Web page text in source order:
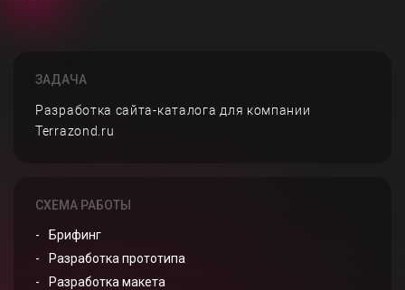
ЗАДАЧА
Разработка сайта-каталога для компании
Terrazond.ru
СХЕМА РАБОТЫ
Брифинг
Разработка прототипа
Разработка макета